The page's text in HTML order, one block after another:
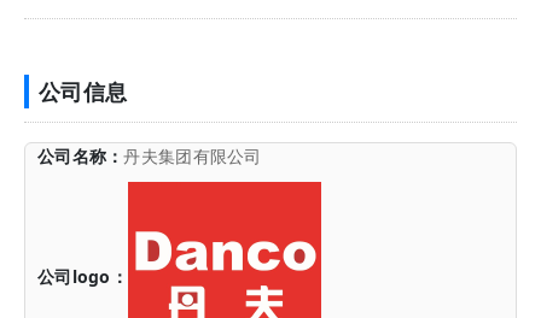
公司信息
公司名称：丹夫集团有限公司
公司logo：